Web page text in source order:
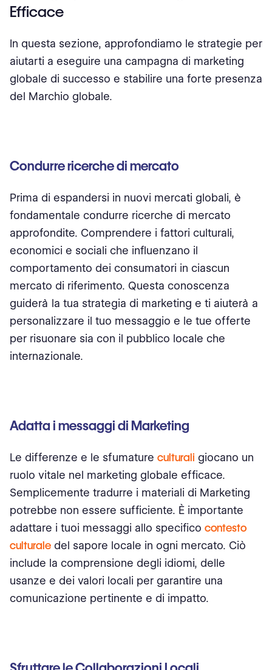
Efficace
In questa sezione, approfondiamo le strategie per
aiutarti a eseguire una campagna di marketing
globale di successo e stabilire una forte presenza
del Marchio globale.
Condurre ricerche di mercato
Prima di espandersi in nuovi mercati globali, è
fondamentale condurre ricerche di mercato
approfondite. Comprendere i fattori culturali,
economici e sociali che influenzano il
comportamento dei consumatori in ciascun
mercato di riferimento. Questa conoscenza
guiderà la tua strategia di marketing e ti aiuterà a
personalizzare il tuo messaggio e le tue offerte
per risuonare sia con il pubblico locale che
internazionale.
Adatta i messaggi di Marketing
Le differenze e le sfumature culturali giocano un
ruolo vitale nel marketing globale efficace.
Semplicemente tradurre i materiali di Marketing
potrebbe non essere sufficiente. È importante
adattare i tuoi messaggi allo specifico contesto
culturale del sapore locale in ogni mercato. Ciò
include la comprensione degli idiomi, delle
usanze e dei valori locali per garantire una
comunicazione pertinente e di impatto.